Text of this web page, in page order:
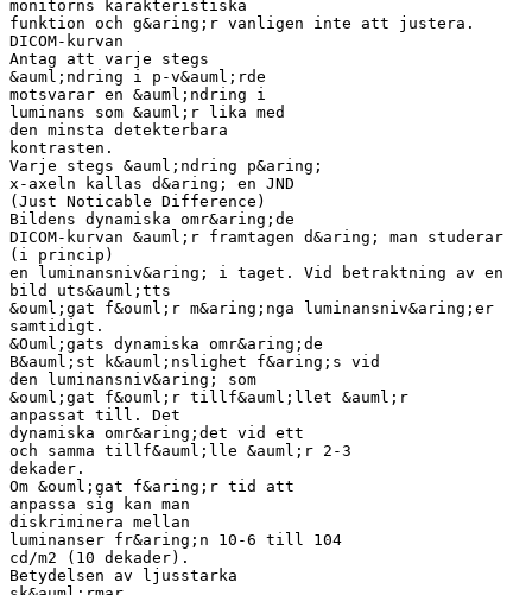
monitorns karakteristiska
funktion och g&aring;r vanligen inte att justera.
DICOM-kurvan
Antag att varje stegs
&auml;ndring i p-v&auml;rde
motsvarar en &auml;ndring i
luminans som &auml;r lika med
den minsta detekterbara
kontrasten.
Varje stegs &auml;ndring p&aring;
x-axeln kallas d&aring; en JND
(Just Noticable Difference)
Bildens dynamiska omr&aring;de
DICOM-kurvan &auml;r framtagen d&aring; man studerar
(i princip)
en luminansniv&aring; i taget. Vid betraktning av en
bild uts&auml;tts
&ouml;gat f&ouml;r m&aring;nga luminansniv&aring;er
samtidigt.
&Ouml;gats dynamiska omr&aring;de
B&auml;st k&auml;nslighet f&aring;s vid
den luminansniv&aring; som
&ouml;gat f&ouml;r tillf&auml;llet &auml;r
anpassat till. Det
dynamiska omr&aring;det vid ett
och samma tillf&auml;lle &auml;r 2-3
dekader.
Om &ouml;gat f&aring;r tid att
anpassa sig kan man
diskriminera mellan
luminanser fr&aring;n 10-6 till 104
cd/m2 (10 dekader).
Betydelsen av ljusstarka